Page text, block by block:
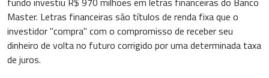
Master. Letras financeiras são títulos de renda fixa que o
investidor "compra" com o compromisso de receber seu
dinheiro de volta no futuro corrigido por uma determinada taxa
de juros.